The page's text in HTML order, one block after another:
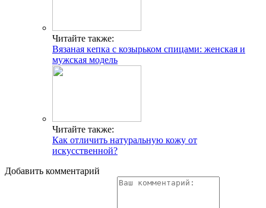
Читайте также:
Вязаная кепка с козырьком спицами: женская и
мужская модель
Читайте также:
Как отличить натуральную кожу от
искусственной?
Добавить комментарий